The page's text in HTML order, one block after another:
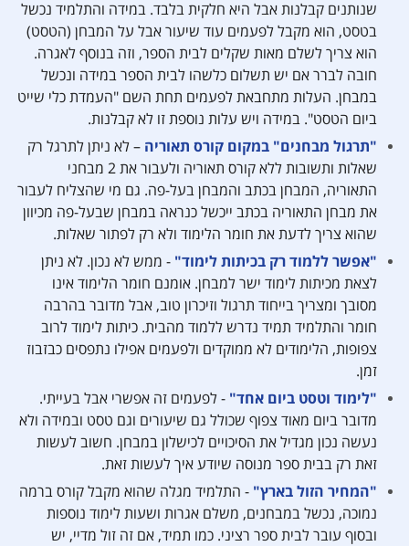
שנותנים קבלנות אבל היא חלקית בלבד. במידה והתלמיד נכשל
בטסט, הוא מקבל לפעמים עוד שיעור אבל על המבחן (הטסט)
הוא צריך לשלם מאות שקלים לבית הספר, וזה בנוסף לאגרה.
חובה לברר אם יש תשלום כלשהו לבית הספר במידה ונכשל
במבחן. העלות מתחבאת לפעמים תחת השם "העמדת כלי שייט
ביום הטסט". במידה ויש עלות נוספת זו לא קבלנות.
"תרגול מבחנים" במקום קורס תאוריה – לא ניתן לתרגל רק
שאלות ותשובות ללא קורס תאוריה ולעבור את 2 מבחני
התאוריה, המבחן בכתב והמבחן בעל-פה. גם מי שהצליח לעבור
את מבחן התאוריה בכתב ייכשל כנראה במבחן שבעל-פה מכיוון
שהוא צריך לדעת את חומר הלימוד ולא רק לפתור שאלות.
"אפשר ללמוד רק בכיתות לימוד" - ממש לא נכון. לא ניתן
לצאת מכיתות לימוד ישר למבחן. אומנם חומר הלימוד אינו
מסובך ומצריך בייחוד תרגול וזיכרון טוב, אבל מדובר בהרבה
חומר והתלמיד תמיד נדרש ללמוד מהבית. כיתות לימוד לרוב
צפופות, הלימודים לא ממוקדים ולפעמים אפילו נתפסים כבזבוז
זמן.
"לימוד וטסט ביום אחד" - לפעמים זה אפשרי אבל בעייתי.
מדובר ביום מאוד צפוף שכולל גם שיעורים וגם טסט ובמידה ולא
נעשה נכון מגדיל את הסיכויים לכישלון במבחן. חשוב לעשות
זאת רק בבית ספר מנוסה שיודע איך לעשות זאת.
"המחיר הזול בארץ" - התלמיד מגלה שהוא מקבל קורס ברמה
נמוכה, נכשל במבחנים, משלם אגרות ושעות לימוד נוספות
ובסוף עובר לבית ספר רציני. כמו תמיד, אם זה זול מדיי, יש